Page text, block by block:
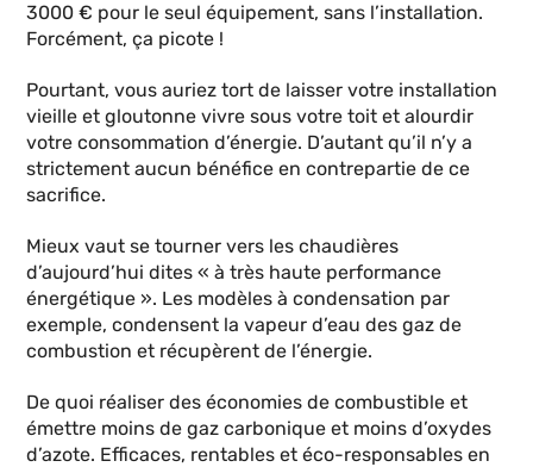
3000 € pour le seul équipement, sans l’installation.
Forcément, ça picote !
Pourtant, vous auriez tort de laisser votre installation
vieille et gloutonne vivre sous votre toit et alourdir
votre consommation d’énergie. D’autant qu’il n’y a
strictement aucun bénéfice en contrepartie de ce
sacrifice.
Mieux vaut se tourner vers les chaudières
d’aujourd’hui dites « à très haute performance
énergétique ». Les modèles à condensation par
exemple, condensent la vapeur d’eau des gaz de
combustion et récupèrent de l’énergie.
De quoi réaliser des économies de combustible et
émettre moins de gaz carbonique et moins d’oxydes
d’azote. Efficaces, rentables et éco-responsables en